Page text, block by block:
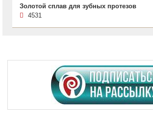
Золотой сплав для зубных протезов
4531